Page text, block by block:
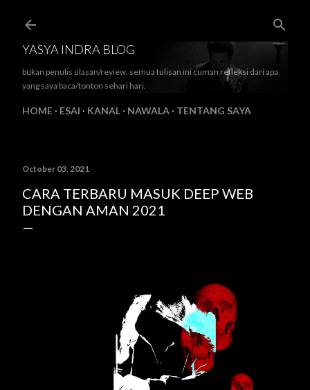
YASYA INDRA BLOG
bukan penulis ulasan/review. semua tulisan ini cuman refleksi dari apa
yang saya baca/tonton sehari hari.
HOME ESAI KANAL NAWALA TENTANG SAYA
October 03, 2021
CARA TERBARU MASUK DEEP WEB
DENGAN AMAN 2021